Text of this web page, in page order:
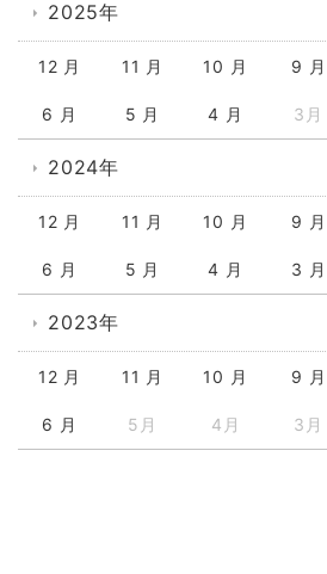
2025年
12 月 11 月 10 月 9 月
6 月 5 月 4 月 3月
2024年
12 月 11 月 10 月 9 月
6 月 5 月 4 月 3 月
2023年
12 月 11 月 10 月 9 月
6 月 5月 4月 3月